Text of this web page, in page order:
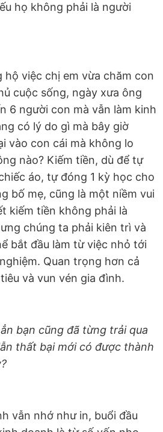
họ không phải là người
hộ việc chị em vừa chăm con
cuộc sống, ngày xưa ông
6 người con mà vẫn làm kinh
có lý do gì mà bây giờ
vào con cái mà không lo
nào? Kiếm tiền, dù để tự
áo, tự đóng 1 kỳ học cho
bố mẹ, cũng là một niềm vui
kiếm tiền không phải là
chúng ta phải kiên trì và
bắt đầu làm từ việc nhỏ tới
Quan trọng hơn cả
và vun vén gia đình.
bạn cũng đã từng trải qua
thất bại mới có được thành
vẫn nhớ như in, buổi đầu